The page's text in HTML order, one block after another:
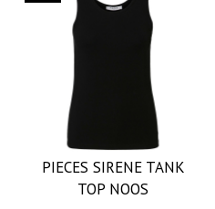
PIECES SIRENE TANK
TOP NOOS